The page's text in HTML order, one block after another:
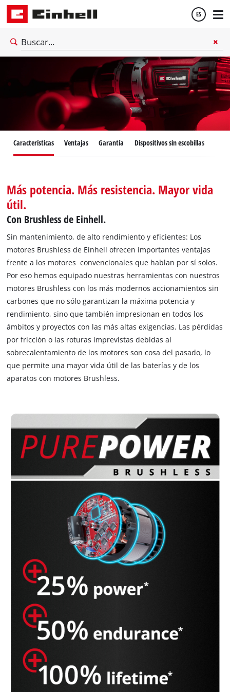
ES
Características Ventajas Garantía Dispositivos sin escobillas
Más potencia. Más resistencia. Mayor vida
útil.
Con Brushless de Einhell.
Sin mantenimiento, de alto rendimiento y eficientes: Los
motores Brushless de Einhell ofrecen importantes ventajas
frente a los motores convencionales que hablan por sí solos.
Por eso hemos equipado nuestras herramientas con nuestros
motores Brushless con los más modernos accionamientos sin
carbones que no sólo garantizan la máxima potencia y
rendimiento, sino que también impresionan en todos los
ámbitos y proyectos con las más altas exigencias. Las pérdidas
por fricción o las roturas imprevistas debidas al
sobrecalentamiento de los motores son cosa del pasado, lo
que permite una mayor vida útil de las baterías y de los
aparatos con motores Brushless.